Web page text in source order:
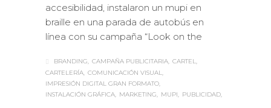
accesibilidad, instalaron un mupi en
braille en una parada de autobús en
línea con su campaña “Look on the
BRANDING CAMPAÑA PUBLICITARIA CARTEL
CARTELERÍA COMUNICACIÓN VISUAL
IMPRESIÓN DIGITAL GRAN FORMATO
INSTALACIÓN GRÁFICA
MARKETING MUPI PUBLICIDAD